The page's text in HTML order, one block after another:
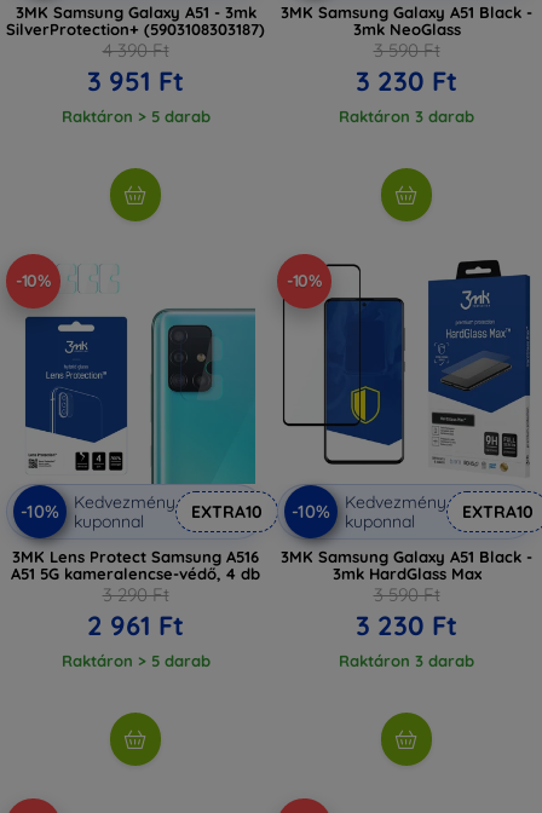
3MK Samsung Galaxy A51 - 3mk
SilverProtection+ (5903108303187)
4 390 Ft
3 951 Ft
Raktáron > 5 darab
3MK Samsung Galaxy A51 Black -
3mk NeoGlass
3 590 Ft
3 230 Ft
Raktáron 3 darab
-10%
-10%
Kedvezmény
kuponnal
EXTRA10
3MK Lens Protect Samsung A516
A51 5G kameralencse-védő, 4 db
3 290 Ft
2 961 Ft
Raktáron > 5 darab
-10%
-10%
Kedvezmény
kuponnal
EXTRA10
3MK Samsung Galaxy A51 Black -
3mk HardGlass Max
3 590 Ft
3 230 Ft
Raktáron 3 darab